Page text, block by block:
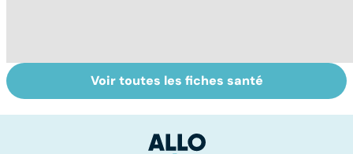
Alimentation :
mangeons-nous
Les féculents, un
carburant
pour l'organisme
Voir toutes les fiches santé